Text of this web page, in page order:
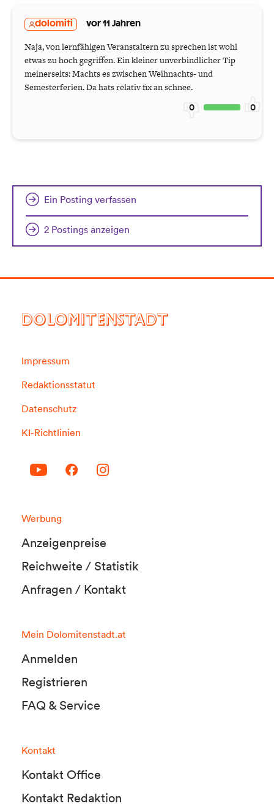
dolomiti vor 11 Jahren
Naja, von lernfähigen Veranstaltern zu sprechen ist wohl
etwas zu hoch gegriffen. Ein kleiner unverbindlicher Tip
meinerseits: Machts es zwischen Weihnachts- und
Semesterferien. Da hats relativ fix an schnee.
0 0
Ein Posting verfassen
2 Postings anzeigen
DOLOMITENSTADT
Impressum
Redaktionsstatut
Datenschutz
KI-Richtlinien
Werbung
Anzeigenpreise
Reichweite / Statistik
Anfragen / Kontakt
Mein Dolomitenstadt.at
Anmelden
Registrieren
FAQ & Service
Kontakt
Kontakt Office
Kontakt Redaktion